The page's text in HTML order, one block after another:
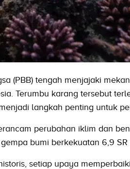
(PBB) tengah menjajaki
Terumbu karang tersebut
langkah penting untuk
perubahan iklim dan
bumi berkekuatan 6,9 SR
setiap upaya